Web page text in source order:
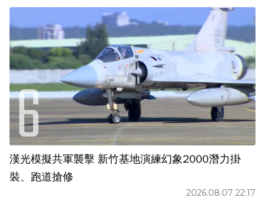
漢光模擬共軍襲擊 新竹基地演練幻象2000潛力掛
裝、跑道搶修
2026.08.07 22:17